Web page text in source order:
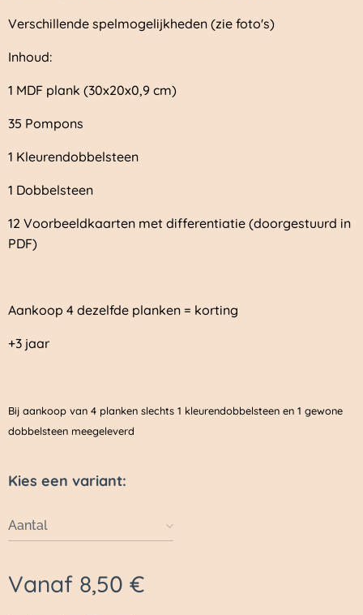
Verschillende spelmogelijkheden (zie foto's)
Inhoud:
1 MDF plank (30x20x0,9 cm)
35 Pompons
1 Kleurendobbelsteen
1 Dobbelsteen
12 Voorbeeldkaarten met differentiatie (doorgestuurd in
PDF)
Aankoop 4 dezelfde planken = korting
+3 jaar
Bij aankoop van 4 planken slechts 1 kleurendobbelsteen en 1 gewone
dobbelsteen meegeleverd
Kies een variant:
Aantal
Vanaf 8,50 €